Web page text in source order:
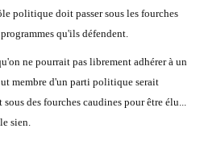
politique doit passer sous les fourches
qu'ils défendent.
ne pourrait pas librement adhérer à un
membre d'un parti politique serait
des fourches caudines pour être élu...
sien.